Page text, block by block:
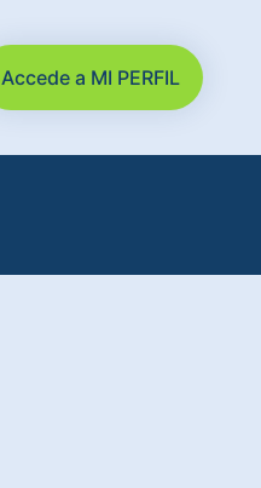
Accede a MI PERFIL